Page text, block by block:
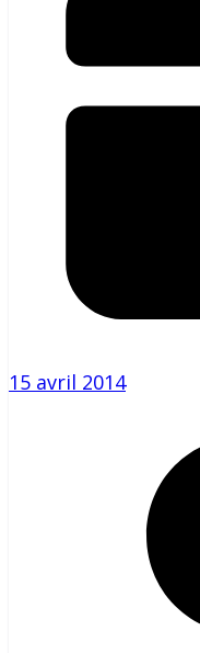
15 avril 2014